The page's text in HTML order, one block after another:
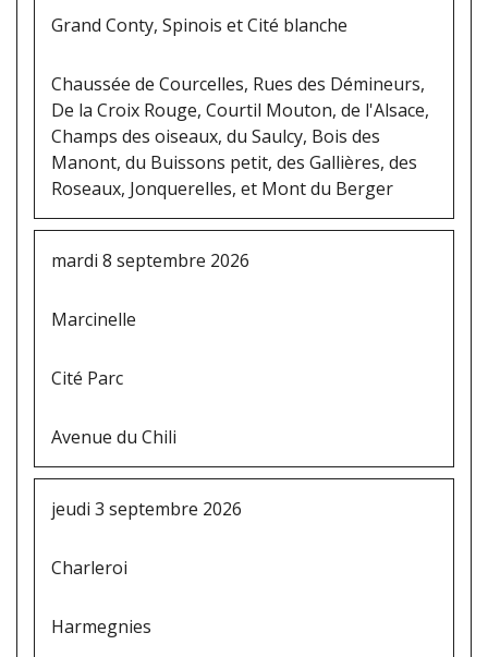
Grand Conty, Spinois et Cité blanche
Chaussée de Courcelles, Rues des Démineurs,
De la Croix Rouge, Courtil Mouton, de l'Alsace,
Champs des oiseaux, du Saulcy, Bois des
Manont, du Buissons petit, des Gallières, des
Roseaux, Jonquerelles, et Mont du Berger
mardi 8 septembre 2026
Marcinelle
Cité Parc
Avenue du Chili
jeudi 3 septembre 2026
Charleroi
Harmegnies